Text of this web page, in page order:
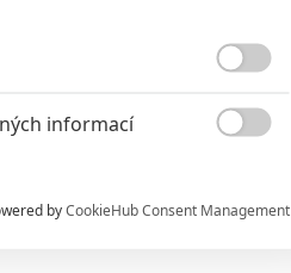
Gladiátor
informací

reklamy
byCookieHub Consent Management